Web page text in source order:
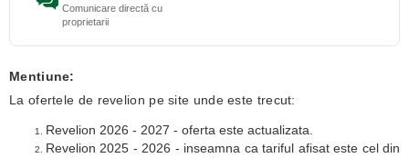
Comunicare directă cu
proprietarii
Mentiune:
La ofertele de revelion pe site unde este trecut:
Revelion 2026 - 2027 - oferta este actualizata.
Revelion 2025 - 2026 - inseamna ca tariful afisat este cel din